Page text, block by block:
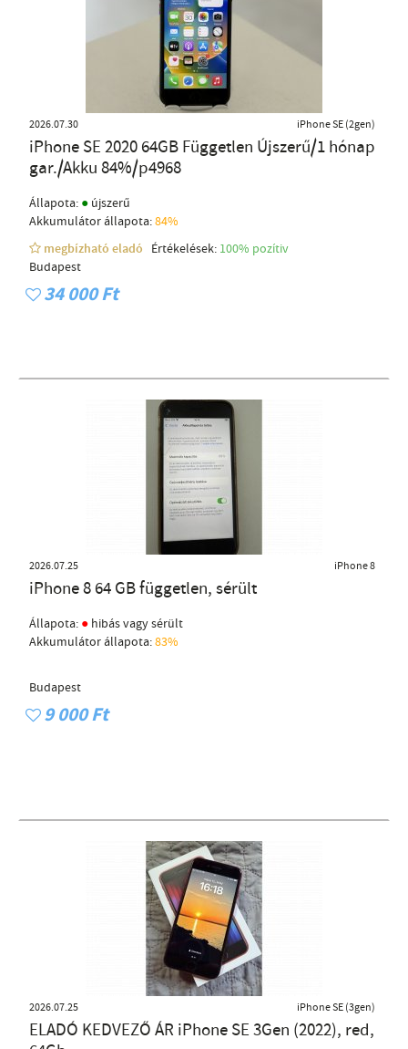
2026.07.30 iPhone SE (2gen)
iPhone SE 2020 64GB Független Újszerű/1 hónap
gar./Akku 84%/p4968
Állapota: ● újszerű
Akkumulátor állapota:84%
megbízható eladó
Értékelések: 100% pozítiv
Budapest
34 000 Ft
2026.07.25 iPhone 8
iPhone 8 64 GB független, sérült
Állapota: ● hibás vagy sérült
Akkumulátor állapota:83%
Budapest
9 000 Ft
2026.07.25 iPhone SE (3gen)
ELADÓ KEDVEZŐ ÁR iPhone SE 3Gen (2022), red,